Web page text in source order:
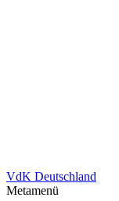
VdK Deutschland
Metamenü